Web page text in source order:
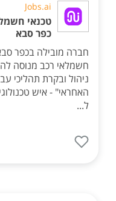
Jobs.ai
טכנאי
כפר סבא
חברה מובילה בכפר
חשמלאי רכב מנוסה
ניהול ובקרת תהליכי
האחראי" - איש
ל...